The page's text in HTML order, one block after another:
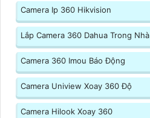
Camera Ip 360 Hikvision
Lắp Camera 360 Dahua Trong Nhà
Camera 360 Imou Báo Động
Camera Uniview Xoay 360 Độ
Camera Hilook Xoay 360